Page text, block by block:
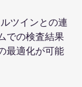
ツインとの連
での検査結果
最適化が可能